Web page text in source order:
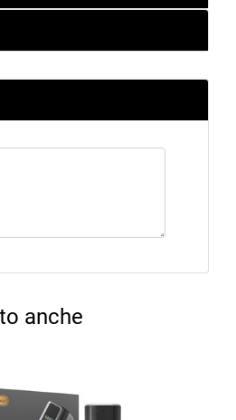
anche